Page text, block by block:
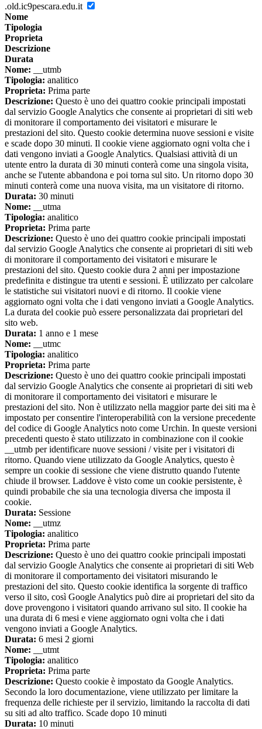
.old.ic9pescara.edu.it
Nome
Tipologia
Proprieta
Descrizione
Durata
Nome: __utmb
Tipologia: analitico
Proprieta: Prima parte
Descrizione: Questo è uno dei quattro cookie principali impostati
dal servizio Google Analytics che consente ai proprietari di siti web
di monitorare il comportamento dei visitatori e misurare le
prestazioni del sito. Questo cookie determina nuove sessioni e visite
e scade dopo 30 minuti. Il cookie viene aggiornato ogni volta che i
dati vengono inviati a Google Analytics. Qualsiasi attività di un
utente entro la durata di 30 minuti conterà come una singola visita,
anche se l'utente abbandona e poi torna sul sito. Un ritorno dopo 30
minuti conterà come una nuova visita, ma un visitatore di ritorno.
Durata: 30 minuti
Nome: __utma
Tipologia: analitico
Proprieta: Prima parte
Descrizione: Questo è uno dei quattro cookie principali impostati
dal servizio Google Analytics che consente ai proprietari di siti web
di monitorare il comportamento dei visitatori e misurare le
prestazioni del sito. Questo cookie dura 2 anni per impostazione
predefinita e distingue tra utenti e sessioni. È utilizzato per calcolare
le statistiche sui visitatori nuovi e di ritorno. Il cookie viene
aggiornato ogni volta che i dati vengono inviati a Google Analytics.
La durata del cookie può essere personalizzata dai proprietari del
sito web.
Durata: 1 anno e 1 mese
Nome: __utmc
Tipologia: analitico
Proprieta: Prima parte
Descrizione: Questo è uno dei quattro cookie principali impostati
dal servizio Google Analytics che consente ai proprietari di siti web
di monitorare il comportamento dei visitatori e misurare le
prestazioni del sito. Non è utilizzato nella maggior parte dei siti ma è
impostato per consentire l'interoperabilità con la versione precedente
del codice di Google Analytics noto come Urchin. In queste versioni
precedenti questo è stato utilizzato in combinazione con il cookie
__utmb per identificare nuove sessioni / visite per i visitatori di
ritorno. Quando viene utilizzato da Google Analytics, questo è
sempre un cookie di sessione che viene distrutto quando l'utente
chiude il browser. Laddove è visto come un cookie persistente, è
quindi probabile che sia una tecnologia diversa che imposta il
cookie.
Durata: Sessione
Nome: __utmz
Tipologia: analitico
Proprieta: Prima parte
Descrizione: Questo è uno dei quattro cookie principali impostati
dal servizio Google Analytics che consente ai proprietari di siti Web
di monitorare il comportamento dei visitatori misurando le
prestazioni del sito. Questo cookie identifica la sorgente di traffico
verso il sito, così Google Analytics può dire ai proprietari del sito da
dove provengono i visitatori quando arrivano sul sito. Il cookie ha
una durata di 6 mesi e viene aggiornato ogni volta che i dati
vengono inviati a Google Analytics.
Durata: 6 mesi 2 giorni
Nome: __utmt
Tipologia: analitico
Proprieta: Prima parte
Descrizione: Questo cookie è impostato da Google Analytics.
Secondo la loro documentazione, viene utilizzato per limitare la
frequenza delle richieste per il servizio, limitando la raccolta di dati
su siti ad alto traffico. Scade dopo 10 minuti
Durata: 10 minuti